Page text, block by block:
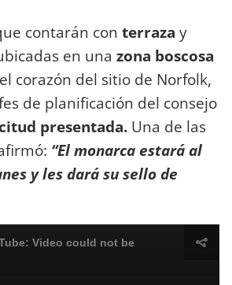
contarán con terraza y
en una zona boscosa
corazón del sitio de Norfolk,
de planificación del consejo
presentada. Una de las
“El monarca estará al
y les dará su sello de